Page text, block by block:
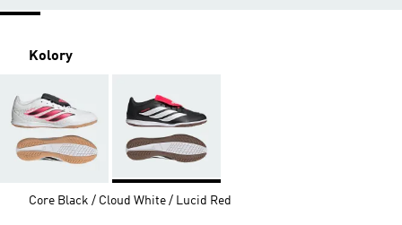
Kolory
Core Black / Cloud White / Lucid Red